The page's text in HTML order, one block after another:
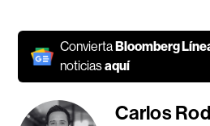
ConviertaBloomberg
noticiasaquí
Carlos